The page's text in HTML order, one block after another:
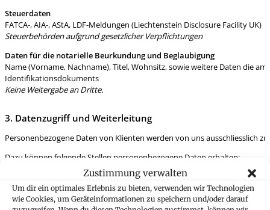
Zustimmung verwalten
Um dir ein optimales Erlebnis zu bieten, verwenden wir Technologien
wie Cookies, um Geräteinformationen zu speichern und/oder darauf
Steuerdaten
FATCA-, AIA-, AStA, LDF-Meldungen (Liechtenstein Disclosure Facility UK)
Steuerbehörden aufgrund gesetzlicher Verpflichtungen
Daten für die notarielle Beurkundung und Beglaubigung
Name (Vorname, Nachname), Titel, Wohnsitz, sowie weitere Daten die
Identifikationsdokuments
Keine Weitergabe an Dritte.
3. Datenzugriff und Weiterleitung
Personenbezogene Daten von Klienten werden von uns ausschliesslich
Dazu können folgende Stellen personenbezogene Daten erhalten:
Gruppenunternehmen
externe Dienstleister und Stellen (etwa Banken,
Kooperationspartner; Verbände, Einrichtungen öffentlichen